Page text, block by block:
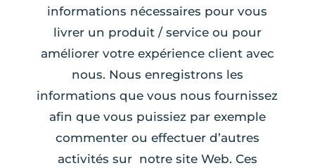
informations nécessaires pour vous
livrer un produit / service ou pour
améliorer votre expérience client avec
nous. Nous enregistrons les
informations que vous nous fournissez
afin que vous puissiez par exemple
commenter ou effectuer d’autres
activités sur notre site Web. Ces